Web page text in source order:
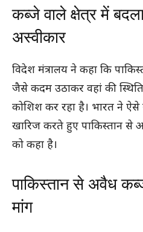
कब्जे वाले क्षेत्र में
अस्वीकार
विदेश मंत्रालय ने कहा कि
जैसे कदम उठाकर वहां की
कोशिश कर रहा है। भारत ने ऐसे
खारिज करते हुए पाकिस्तान से
को कहा है।
पाकिस्तान से अवैध
मांग